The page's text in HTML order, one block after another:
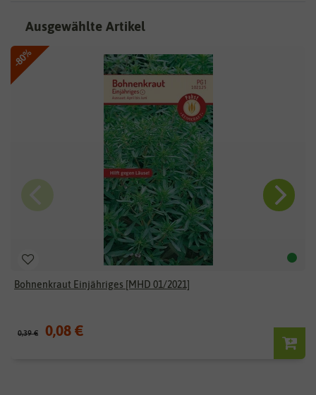
Ausgewählte Artikel
-80%
Bohnenkraut Einjähriges [MHD 01/2021]
0,39 € 0,08 €